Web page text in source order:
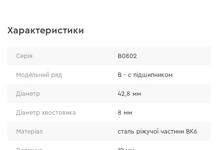
Характеристики
Серія В0802
Модельний ряд В - с підшипником
Діаметр 42,8 мм
Діаметр хвостовика 8 мм
Матеріал сталь ріжучої частини ВК6